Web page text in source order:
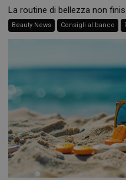
La routine di bellezza non
Beauty News Consigli al banco